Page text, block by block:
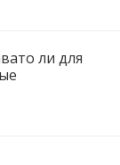
ли для